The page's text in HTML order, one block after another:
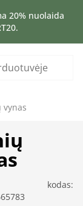
20% nuolaida
vynas
kodas: